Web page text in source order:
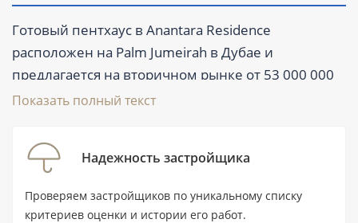
Готовый пентхаус в Anantara Residence
расположен на Palm Jumeirah в Дубае и
предлагается на вторичном рынке от 53 000 000
AED. Лот площадью 982,4 м² (10 574 ft²) рассчитан
важны приватность, масштаб пространства и
жизнь у воды. В планировке предусмотрены 4
терраса. Комплекс сдан во II квартале 2023 года,
Показать полный текст
Надежность застройщика
Проверяем застройщиков по уникальному списку
критериев оценки и истории его работ.